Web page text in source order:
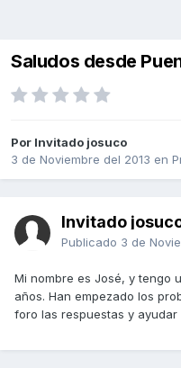
Saludos desde
Por Invitado josuco
3 de Noviembre del 2013 en
Invitado
Publicado 3 de
Mi nombre es José, y tengo
años. Han empezado los
foro las respuestas y ayudar